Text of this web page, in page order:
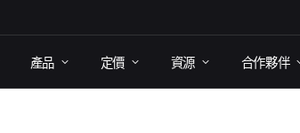
產品 定​價 資源 合作​夥伴